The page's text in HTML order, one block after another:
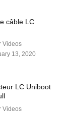
câble LC
Videos
13, 2020
LC Uniboot
Videos